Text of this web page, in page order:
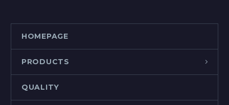
HOMEPAGE
PRODUCTS
QUALITY